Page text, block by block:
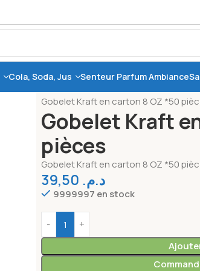
Cola, Soda, Jus Senteur Parfum Ambiance
Gobelet Kraft en carton 8 OZ *50
Gobelet Kraft
pièces
Gobelet Kraft en carton 8 OZ *50
د.م.
9999997 en stock